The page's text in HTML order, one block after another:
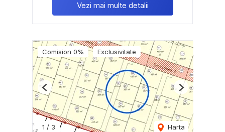
Vezi mai multe detalii
Comision 0% Exclusivitate
1 / 3 Harta
Previous Next